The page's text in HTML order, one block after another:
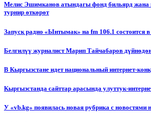
Мелис Эшимканов атындагы фонд бильярд
турнир өткөрөт
Запуск радио «Ынтымак» на fm 106.1 состоится
Белгилүү журналист Марип Тайчабаров
В Кыргызстане идет национальный интернет-
Кыргызстанда сайттар арасында улуттук-
У «vb.kg» появилась новая рубрика с новостями